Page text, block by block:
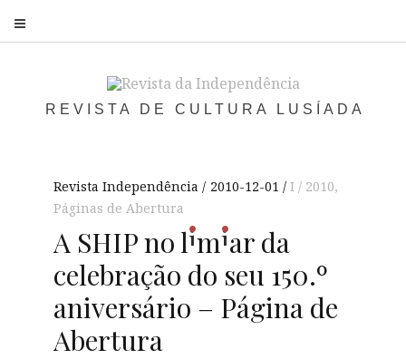
REVISTA DE CULTURA LUSÍADA
Revista Independência 2010-12-01 I / 2010,
Páginas de Abertura
A SHIP nolimiar da
celebração do seu 150.º
aniversário – Página de
Abertura